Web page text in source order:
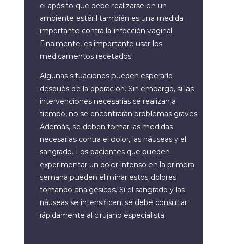
el apósito que debe realizarse en un
ambiente estéril también es una medida
importante contra la infección vaginal.
Finalmente, es importante usar los
medicamentos recetados.
Algunas situaciones pueden esperarlo
después de la operación. Sin embargo, si las
intervenciones necesarias se realizan a
tiempo, no se encontrarán problemas graves.
Además, se deben tomar las medidas
necesarias contra el dolor, las náuseas y el
sangrado. Los pacientes que pueden
experimentar un dolor intenso en la primera
semana pueden eliminar estos dolores
tomando analgésicos. Si el sangrado y las
náuseas se intensifican, se debe consultar
rápidamente al cirujano especialista.